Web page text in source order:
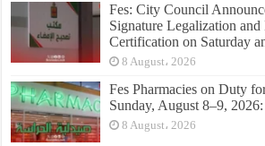
Fes: City Council
Signature Legalization
Certification on Saturday
8 August، 2026
Fes Pharmacies on Duty
Sunday, August 8–9,
8 August، 2026